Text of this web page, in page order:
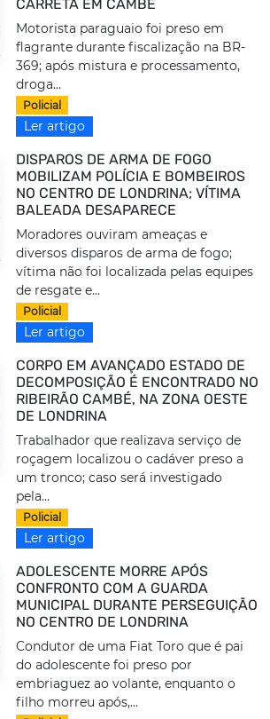
CARRETA EM CAMBÉ
Motorista paraguaio foi preso em
flagrante durante fiscalização na BR-
369; após mistura e processamento,
droga...
Policial
Ler artigo
DISPAROS DE ARMA DE FOGO
MOBILIZAM POLÍCIA E BOMBEIROS
NO CENTRO DE LONDRINA; VÍTIMA
BALEADA DESAPARECE
Moradores ouviram ameaças e
diversos disparos de arma de fogo;
vítima não foi localizada pelas equipes
de resgate e...
Policial
Ler artigo
CORPO EM AVANÇADO ESTADO DE
DECOMPOSIÇÃO É ENCONTRADO NO
RIBEIRÃO CAMBÉ, NA ZONA OESTE
DE LONDRINA
Trabalhador que realizava serviço de
roçagem localizou o cadáver preso a
um tronco; caso será investigado
pela...
Policial
Ler artigo
ADOLESCENTE MORRE APÓS
CONFRONTO COM A GUARDA
MUNICIPAL DURANTE PERSEGUIÇÃO
NO CENTRO DE LONDRINA
Condutor de uma Fiat Toro que é pai
do adolescente foi preso por
embriaguez ao volante, enquanto o
filho morreu após,...